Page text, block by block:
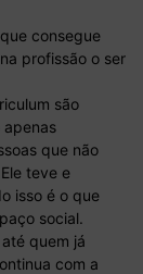
consegue
profissão o ser
são
apenas
que não
teve e
isso é o que
social.
quem já
com a